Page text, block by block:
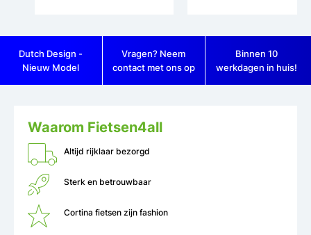
Dutch Design -
Nieuw Model
Vragen? Neem
contact met ons op
Binnen 10
werkdagen in huis!
Waarom Fietsen4all
Altijd rijklaar bezorgd
Sterk en betrouwbaar
Cortina fietsen zijn fashion